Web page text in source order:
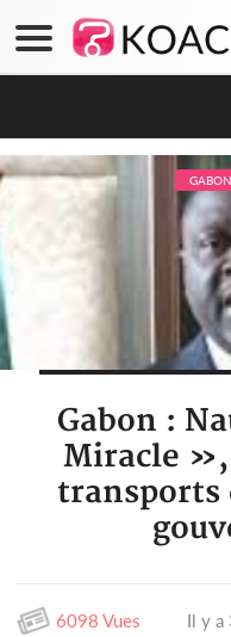
GABON
Gabon :
Miracle
transports
6098 Vues Il y a